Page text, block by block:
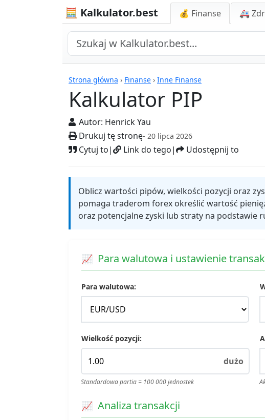
🧮 Kalkulator.best 💰 Finanse 🚑
Strona główna › Finanse › Inne Finanse
Kalkulator PIP
Autor: Henrick Yau
Drukuj tę stronę- 20 lipca 2026
Cytuj to| Link do tego| Udostępnij to
Kalkulatory
Oblicz wartości pipów, wielkości pozycji oraz
pomaga traderom forex określić wartość
oraz potencjalne zyski lub straty na podstawie
Para walutowa i ustawienie
Para walutowa:
Wielkość pozycji:
dużo
Standardowa partia = 100 000 jednostek
Analiza transakcji